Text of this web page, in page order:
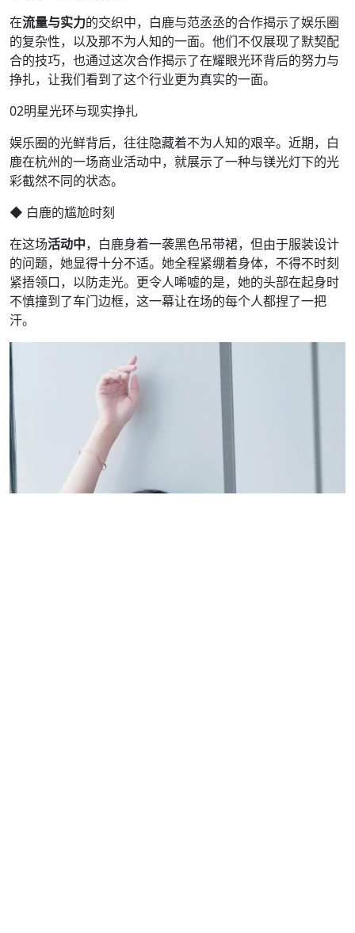
在流量与实力的交织中，白鹿与范丞丞的合作揭示了娱乐圈
的复杂性，以及那不为人知的一面。他们不仅展现了默契配
合的技巧，也通过这次合作揭示了在耀眼光环背后的努力与
挣扎，让我们看到了这个行业更为真实的一面。
02明星光环与现实挣扎
娱乐圈的光鲜背后，往往隐藏着不为人知的艰辛。近期，白
鹿在杭州的一场商业活动中，就展示了一种与镁光灯下的光
彩截然不同的状态。
◆ 白鹿的尴尬时刻
在这场活动中，白鹿身着一袭黑色吊带裙，但由于服装设计
的问题，她显得十分不适。她全程紧绷着身体，不得不时刻
紧捂领口，以防走光。更令人唏嘘的是，她的头部在起身时
不慎撞到了车门边框，这一幕让在场的每个人都捏了一把
汗。